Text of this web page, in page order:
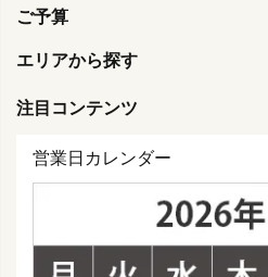
ご予算
エリアから探す
注目コンテンツ
営業日カレンダー